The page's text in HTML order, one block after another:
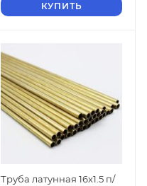
КУПИТЬ
Труба латунная 16х1.5 п/